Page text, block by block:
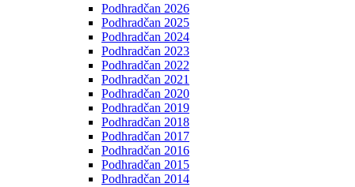
Podhradčan 2026
Podhradčan 2025
Podhradčan 2024
Podhradčan 2023
Podhradčan 2022
Podhradčan 2021
Podhradčan 2020
Podhradčan 2019
Podhradčan 2018
Podhradčan 2017
Podhradčan 2016
Podhradčan 2015
Podhradčan 2014